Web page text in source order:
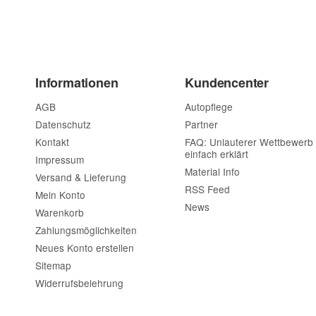
Frage
Informationen
AGB
Datenschutz
Kontakt
Impressum
Versand & Lieferung
Mein Konto
Warenkorb
Zahlungsmöglichkeiten
Neues Konto erstellen
Sitemap
Widerrufsbelehrung
Kundencenter
Autopflege
Partner
FAQ: Unlauterer Wettbewerb
einfach erklärt
Material Info
RSS Feed
News